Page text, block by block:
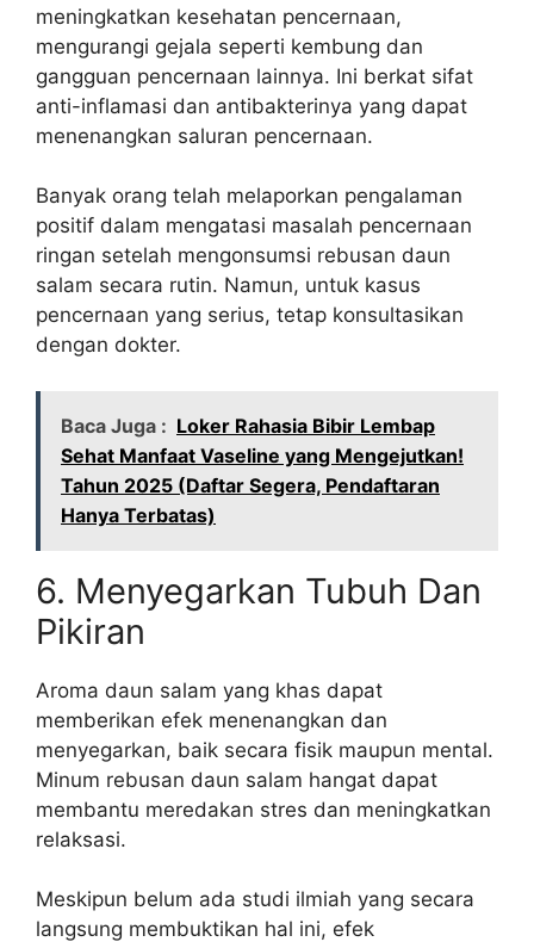
meningkatkan kesehatan pencernaan,
mengurangi gejala seperti kembung dan
gangguan pencernaan lainnya. Ini berkat sifat
anti-inflamasi dan antibakterinya yang dapat
menenangkan saluran pencernaan.
Banyak orang telah melaporkan pengalaman
positif dalam mengatasi masalah pencernaan
ringan setelah mengonsumsi rebusan daun
salam secara rutin. Namun, untuk kasus
pencernaan yang serius, tetap konsultasikan
dengan dokter.
Baca Juga : Loker Rahasia Bibir Lembap
Sehat Manfaat Vaseline yang Mengejutkan!
Tahun 2025 (Daftar Segera, Pendaftaran
Hanya Terbatas)
6. Menyegarkan Tubuh Dan
Pikiran
Aroma daun salam yang khas dapat
memberikan efek menenangkan dan
menyegarkan, baik secara fisik maupun mental.
Minum rebusan daun salam hangat dapat
membantu meredakan stres dan meningkatkan
relaksasi.
Meskipun belum ada studi ilmiah yang secara
langsung membuktikan hal ini, efek